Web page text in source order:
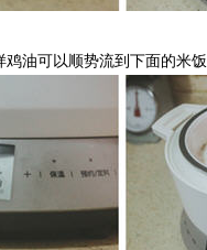
油可以顺势流到下面的米